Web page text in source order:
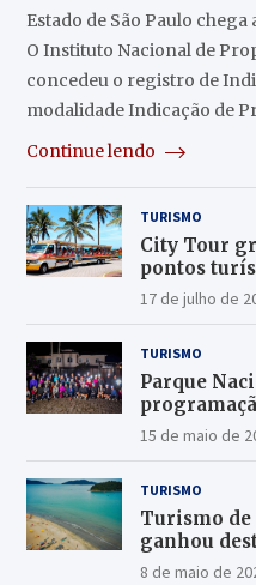
Estado de São Paulo
O Instituto Nacional de
concedeu o registro de
modalidade Indicação de
Continue lendo
TURISMO
City Tour
pontos
17 de julho de
TURISMO
Parque
15 de maio de
TURISMO
Turismo de
ganhou
Latin
8 de maio de